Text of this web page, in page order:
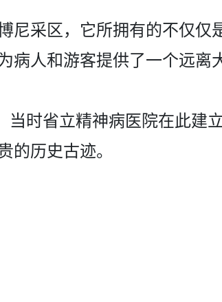
尼采区，它所拥有的不仅仅
病人和游­客提供了一个远离
当时省立精神病医院在此­建
的历史古迹。